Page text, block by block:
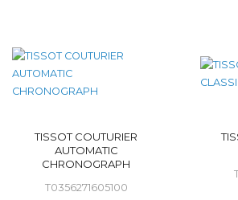
TISSOT COUTURIER
AUTOMATIC
CHRONOGRAPH
T0356271605100